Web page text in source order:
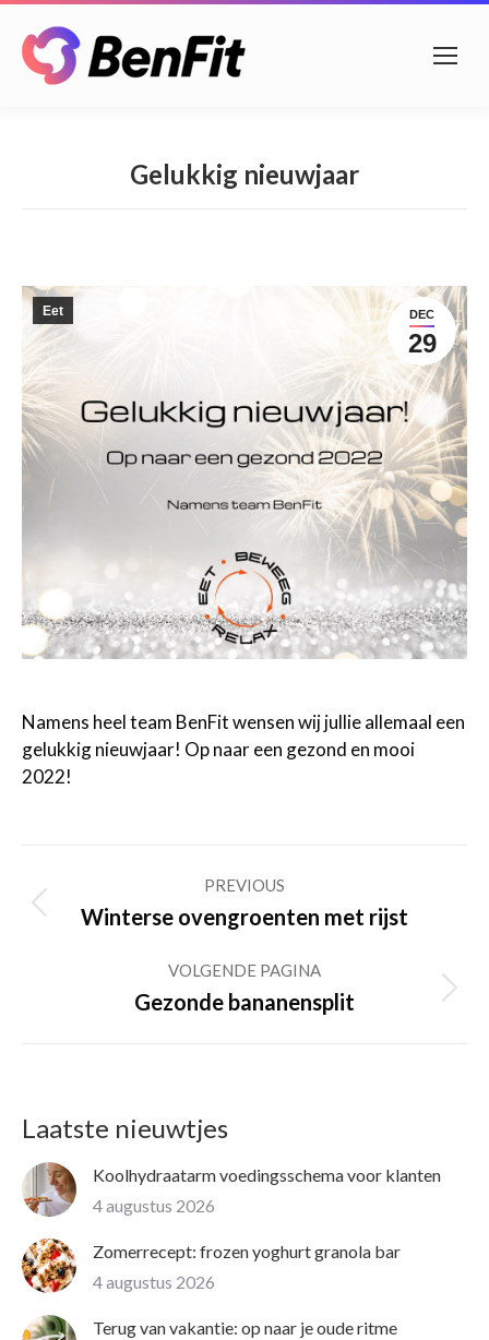
Gelukkig nieuwjaar
DEC
29
Eet
Namens heel team BenFit wensen wij jullie allemaal een
gelukkig nieuwjaar! Op naar een gezond en mooi
2022!
navigation
PREVIOUS
Previous
Winterse ovengroenten met rijst
VOLGENDE PAGINA
Volgende
Gezonde bananensplit
Laatste nieuwtjes
Koolhydraatarm voedingsschema voor klanten
4 augustus 2026
Zomerrecept: frozen yoghurt granola bar
4 augustus 2026
Terug van vakantie: op naar je oude ritme